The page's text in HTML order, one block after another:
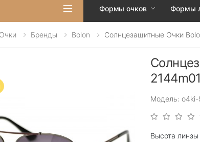
Формы очков Формы
Бренды Bolon Солнцезащитные Очки
2144m01
Модель:
Высота линзы